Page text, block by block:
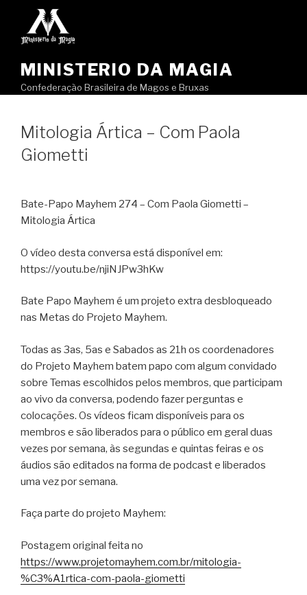
MINISTERIO DA MAGIA
Confederação Brasileira de Magos e Bruxas
Mitologia Ártica – Com Paola
Giometti
Bate-Papo Mayhem 274 – Com Paola Giometti –
Mitologia Ártica
O vídeo desta conversa está disponível em:
https://youtu.be/njiNJPw3hKw
Bate Papo Mayhem é um projeto extra desbloqueado
nas Metas do Projeto Mayhem.
Todas as 3as, 5as e Sabados as 21h os coordenadores
do Projeto Mayhem batem papo com algum convidado
sobre Temas escolhidos pelos membros, que participam
ao vivo da conversa, podendo fazer perguntas e
colocações. Os vídeos ficam disponíveis para os
membros e são liberados para o público em geral duas
vezes por semana, às segundas e quintas feiras e os
áudios são editados na forma de podcast e liberados
uma vez por semana.
Faça parte do projeto Mayhem:
Postagem original feita no
https://www.projetomayhem.com.br/mitologia-
%C3%A1rtica-com-paola-giometti